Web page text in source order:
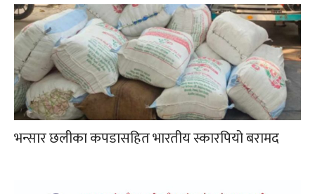
भन्सार छलीका कपडासहित भारतीय स्कारपियो बरामद